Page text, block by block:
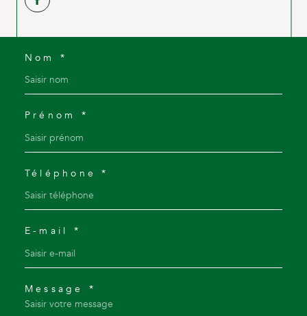
Nom *
Prénom *
Téléphone *
E-mail *
Message *